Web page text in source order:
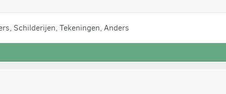
Schilderijen, Tekeningen, Anders